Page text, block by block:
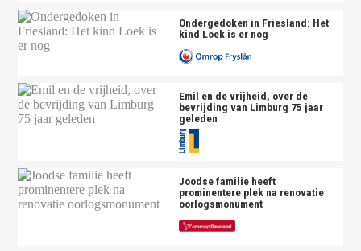
Ondergedoken in Friesland: Het
kind Loek is er nog
Emil en de vrijheid, over de
bevrijding van Limburg 75 jaar
geleden
Joodse familie heeft
prominentere plek na renovatie
oorlogsmonument